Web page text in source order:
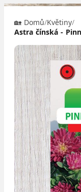
🏡 Domů/Květiny/
Astra čínská -